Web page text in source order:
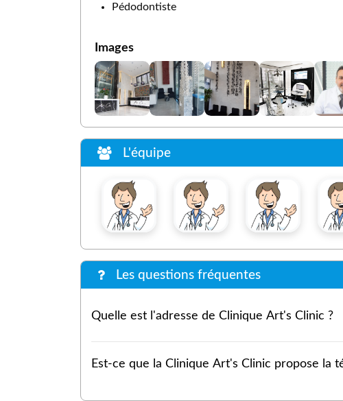
Pédodontiste
Images
L'équipe
Les questions fréquentes
Quelle est l'adresse de Clinique Art's Clinic ?
Est-ce que la Clinique Art's Clinic